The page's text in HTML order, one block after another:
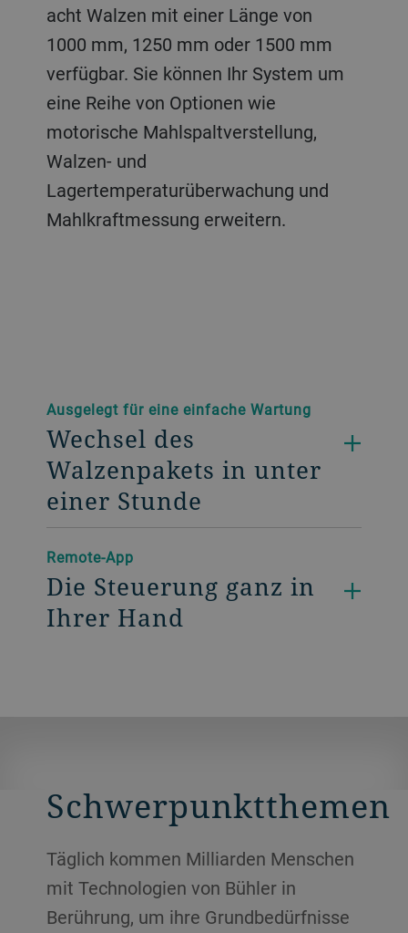
acht Walzen mit einer Länge von
1000 mm, 1250 mm oder 1500 mm
verfügbar. Sie können Ihr System um
eine Reihe von Optionen wie
motorische Mahlspaltverstellung,
Walzen- und
Lagertemperaturüberwachung und
Mahlkraftmessung erweitern.
Ausgelegt für eine einfache Wartung
Wechsel des
Walzenpakets in unter
einer Stunde
Remote-App
Die Steuerung ganz in
Ihrer Hand
Schwerpunktthemen
Täglich kommen Milliarden Menschen
mit Technologien von Bühler in
Berührung, um ihre Grundbedürfnisse